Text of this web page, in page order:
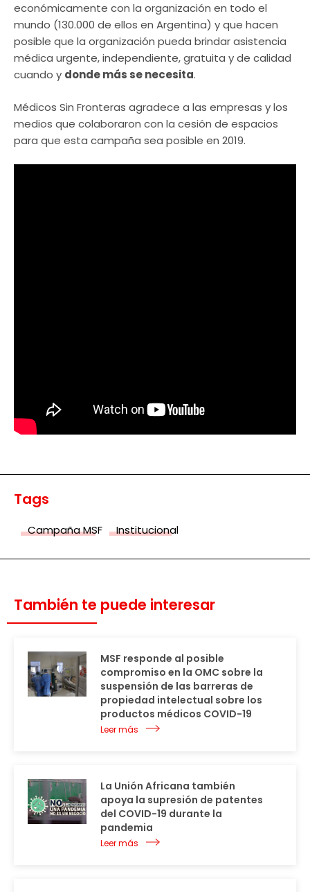
económicamente con la organización en todo el
mundo (130.000 de ellos en Argentina) y que hacen
posible que la organización pueda brindar asistencia
médica urgente, independiente, gratuita y de calidad
cuando y donde más se necesita.
Médicos Sin Fronteras agradece a las empresas y los
medios que colaboraron con la cesión de espacios
para que esta campaña sea posible en 2019.
Tags
Campaña MSF Institucional
También te puede interesar
MSF responde al posible
compromiso en la OMC sobre la
suspensión de las barreras de
propiedad intelectual sobre los
productos médicos COVID-19
Leer más
La Unión Africana también
apoya la supresión de patentes
del COVID-19 durante la
pandemia
Leer más